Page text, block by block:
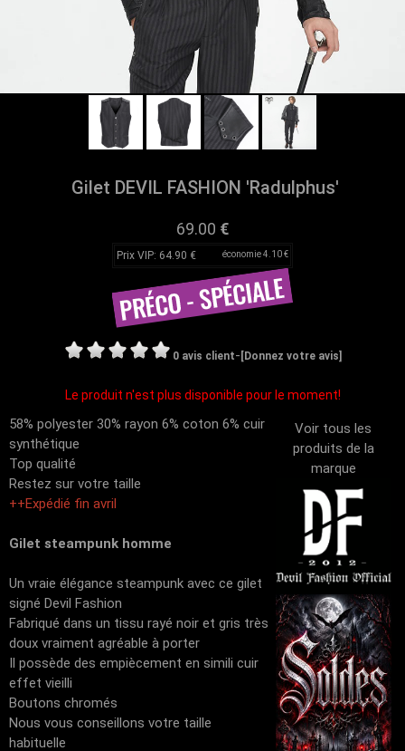
Gilet DEVIL FASHION 'Radulphus'
69.00 €
Prix VIP: 64.90 € économie 4.10 €
0 avis client- [Donnez votre avis]
Le produit n'est plus disponible pour le moment!
Voir tous les
produits de la
marque
58% polyester 30% rayon 6% coton 6% cuir
synthétique
Top qualité
Restez sur votre taille
++Expédié fin avril
Gilet steampunk homme
Un vraie élégance steampunk avec ce gilet
signé Devil Fashion
Fabriqué dans un tissu rayé noir et gris très
doux vraiment agréable à porter
Il possède des empiècement en simili cuir
effet vieilli
Boutons chromés
Nous vous conseillons votre taille
habituelle